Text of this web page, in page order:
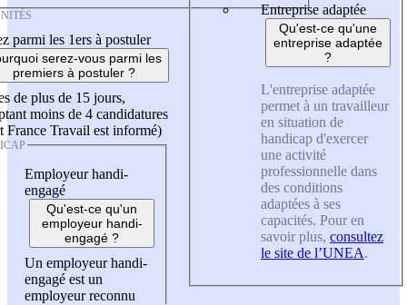
parmi les 1ers à postuler
serez-vous parmi les
premiers à postuler ?
de plus de 15 jours,
moins de 4 candidatures
France Travail est informé)
Employeur handi-
engagé
Qu'est-ce qu'un
employeur handi-
engagé ?
Un employeur handi-
engagé est un
employeur reconnu
Entreprise adaptée
Qu'est-ce qu'une
entreprise adaptée
?
L'entreprise adaptée
permet à un travailleur
en situation de
handicap d'exercer
une activité
professionnelle dans
des conditions
adaptées à ses
capacités. Pour en
savoir plus, consultez
le site de l’UNEA.